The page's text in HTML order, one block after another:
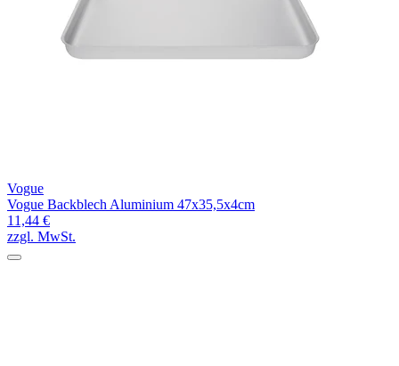
Vogue
Vogue Backblech Aluminium 47x35,5x4cm
11,44 €
zzgl. MwSt.